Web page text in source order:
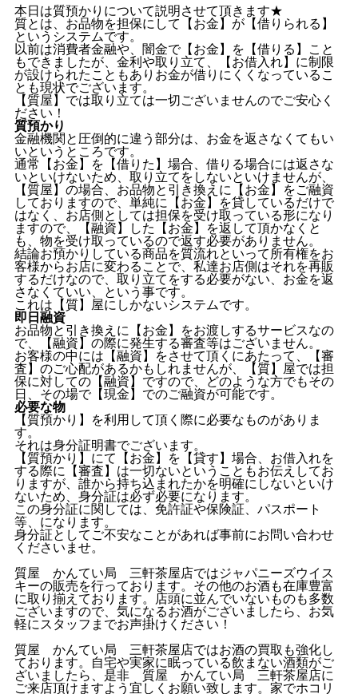
本日は質預かりについて説明させて頂きます★
質とは、お品物を担保にして【お金】が【借りられる】
というシステムです。
以前は消費者金融や、闇金で【お金】を【借りる】こと
もできましたが、金利や取り立て、【お借入れ】に制限
が設けられたこともありお金が借りにくくなっているこ
とも現状でございます。
【質屋】では取り立ては一切ございませんのでご安心く
ださい！
質預かり
金融機関と圧倒的に違う部分は、お金を返さなくてもい
いというところです。
通常【お金】を【借りた】場合、借りる場合には返さな
いといけないため、取り立てをしないといけませんが、
【質屋】の場合、お品物と引き換えに【お金】をご融資
しておりますので、単純に【お金】を貸しているだけで
はなく、お店側としては担保を受け取っている形になり
ますので、【融資】した【お金】を返して頂かなくと
も、物を受け取っているので返す必要がありません。
結論お預かりしている商品を質流れといって所有権をお
客様からお店に変わることで、私達お店側はそれを再販
するだけなので、取り立てをする必要がない、お金を返
さなくていい、という事です。
これは【質】屋にしかないシステムです。
即日融資
お品物と引き換えに【お金】をお渡しするサービスなの
で、【融資】の際に発生する審査等はございません。
お客様の中には【融資】をさせて頂くにあたって、【審
査】のご心配があるかもしれませんが、【質】屋では担
保に対しての【融資】ですので、どのような方でもその
日、その場で【現金】でのご融資が可能です。
必要な物
【質預かり】を利用して頂く際に必要なものがありま
す。
それは身分証明書でございます。
【質預かり】にて【お金】を【貸す】場合、お借入れを
する際に【審査】は一切ないということもお伝えしてお
りますが、誰から持ち込まれたかを明確にしないといけ
ないため、身分証は必ず必要になります。
この身分証に関しては、免許証や保険証、パスポート
等、になります。
身分証としてご不安なことがあれば事前にお問い合わせ
くださいませ。
質屋 かんてい局 三軒茶屋店ではジャパニーズウイス
キーの販売を行っております。その他のお酒も在庫豊富
に取り揃えております。店頭に並んでいないものも多数
ございますので、気になるお酒がございましたら、お気
軽にスタッフまでお声掛けください！
質屋 かんてい局 三軒茶屋店ではお酒の買取も強化し
ております。自宅や実家に眠っている飲まない酒類がご
ざいましたら、是非 質屋 かんてい局 三軒茶屋店に
ご来店頂けますよう宜しくお願い致します。家でホコリ